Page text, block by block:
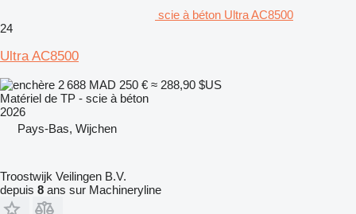
scie à béton Ultra AC8500
24
Ultra AC8500
2 688 MAD 250 € ≈ 288,90 $US
Matériel de TP - scie à béton
2026
Pays-Bas, Wijchen
Troostwijk Veilingen B.V.
depuis 8 ans sur Machineryline